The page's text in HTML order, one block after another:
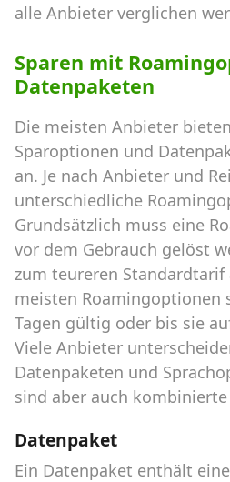
alle Anbieter verglichen
Sparen mit
Datenpaketen
Die meisten Anbieter
Sparoptionen und
an. Je nach Anbieter und
unterschiedliche
Grundsätzlich muss eine
vor dem Gebrauch gelöst
zum teureren
meisten Roamingoptionen
Tagen gültig oder bis sie
Viele Anbieter
Datenpaketen und
sind aber auch
Datenpaket
Ein Datenpaket enthält